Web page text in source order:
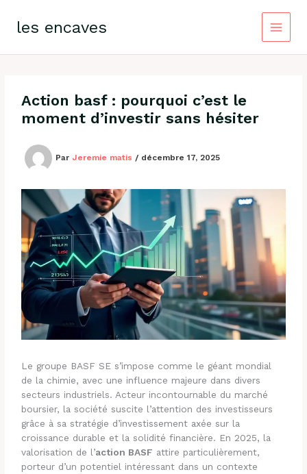
contenules encaves
Action basf : pourquoi c’est le
moment d’investir sans hésiter
Par Jeremie matis / décembre 17, 2025
Le groupe BASF SE s’impose comme le géant mondial
de la chimie, avec une influence majeure dans divers
secteurs industriels. Acteur incontournable du marché
boursier, la société suscite l’attention des investisseurs
grâce à sa stratégie d’investissement axée sur la
croissance durable et la solidité financière. En 2025, la
valorisation de l’action BASF attire particulièrement,
porteur d’un potentiel intéressant dans un contexte